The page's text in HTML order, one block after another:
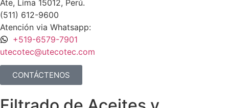
Ate, Lima 15012, Perú.
(511) 612-9600
Atención via Whatsapp:
+519-6579-7901
utecotec@utecotec.com
CONTÁCTENOS